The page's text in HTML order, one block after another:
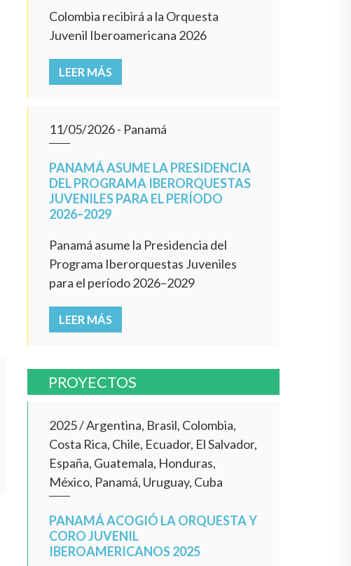
Colombia recibirá a la Orquesta
Juvenil Iberoamericana 2026
LEER MÁS
11/05/2026- Panamá
PANAMÁ ASUME LA PRESIDENCIA
DEL PROGRAMA IBERORQUESTAS
JUVENILES PARA EL PERÍODO
2026–2029
Panamá asume la Presidencia del
Programa Iberorquestas Juveniles
para el período 2026–2029
LEER MÁS
PROYECTOS
2025/Argentina, Brasil, Colombia,
Costa Rica, Chile, Ecuador, El Salvador,
España, Guatemala, Honduras,
México, Panamá, Uruguay, Cuba
PANAMÁ ACOGIÓ LA ORQUESTA Y
CORO JUVENIL
IBEROAMERICANOS 2025